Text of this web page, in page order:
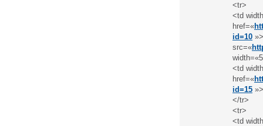
<tr>
<td
href=«
id=10
src=«
<td
href=«
id=15
</tr>
<tr>
<td